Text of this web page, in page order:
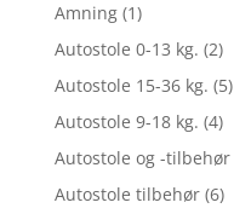
Amning (1)
Autostole 0-13 kg. (2)
Autostole 15-36 kg. (5)
Autostole 9-18 kg. (4)
Autostole og -tilbehør
Autostole tilbehør (6)